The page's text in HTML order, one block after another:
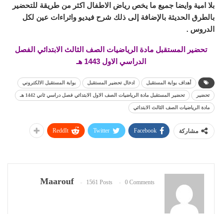
بلا امية وايضا جميع ما يخص رياض الاطفال اكثر من طريقة للتحضير
بالطرق الحديثة بالإضافة إلى ذلك شرح فيديو واثراءات عين لكل
الدروس .
تحضير المستقبل مادة الرياضيات الصف الثالث الابتدائي الفصل
الدراسي الاول 1443 هـ
أهداف بوابة المستقبل ادخال تحضير المستقبل بوابة المستقبل الالكتروني
تحضير تحضير المستقبل مادة الرياضيات الصف الاول الابتدائي فصل دراسي ثاني 1442 هـ
مادة الرياضيات الصف الثالث الابتدائي
مشاركة Facebook
Twitter
ReddIt
Maarouf 1561 Posts 0 Comments